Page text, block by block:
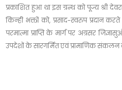
प्रकाशित हुआ था इस ग्रन्थ को पूज्य श्री
किन्ही भक्तों को, प्रसाद-स्वरुप प्रदान
परमात्मा प्राप्ति के मार्ग पर अग्रसर
उपदेशों के सारगर्मित एवं प्रामाणिक